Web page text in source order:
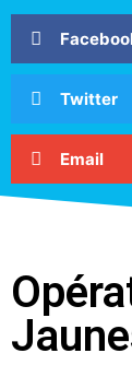
Twitter
Email